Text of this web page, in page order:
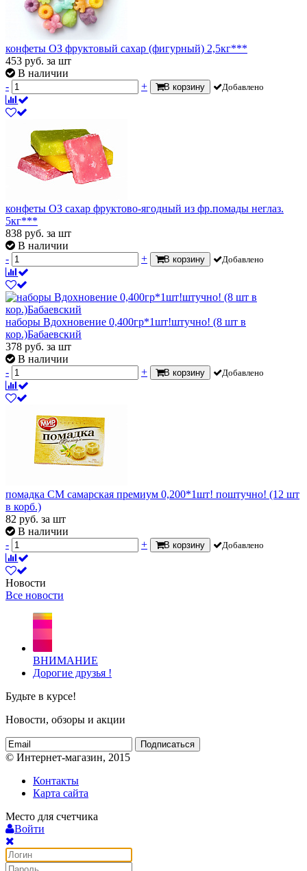
конфеты ОЗ фруктовый сахар (фигурный) 2,5кг***
453 руб. за шт
В наличии
-
+ В корзину Добавлено
конфеты ОЗ сахар фруктово-ягодный из фр.помады неглаз.
5кг***
838 руб. за шт
В наличии
-
+ В корзину Добавлено
наборы Вдохновение 0,400гр*1шт!штучно! (8 шт в
кор.)Бабаевский
378 руб. за шт
В наличии
-
+ В корзину Добавлено
помадка СМ самарская премиум 0,200*1шт! поштучно! (12 шт
в корб.)
82 руб. за шт
В наличии
-
+ В корзину Добавлено
Новости
Все новости
ВНИМАНИЕ
Дорогие друзья !
Будьте в курсе!
Новости, обзоры и акции
Подписаться
© Интернет-магазин, 2015
Контакты
Карта сайта
Место для счетчика
Войти